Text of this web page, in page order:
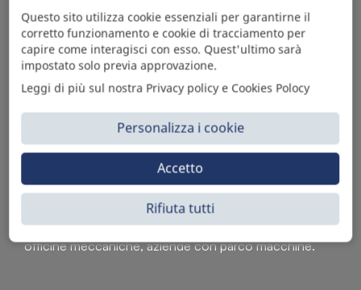
Sì Parts S.r.l. è leader nella distribuzione e vendita di
accessori per veicoli off-highway. Riconosciuto in tutto
il mondo per l’elevato standard qualitativo dei prodotti a
catalogo, attraverso la vendita B2B del ricco
assortimento di articoli originali rivolti a ricambisti,
officine meccaniche, aziende con parco macchine.
Questo sito utilizza cookie essenziali per garantirne il
corretto funzionamento e cookie di tracciamento per
capire come interagisci con esso. Quest'ultimo sarà
impostato solo previa approvazione.
Leggi di più sul nostra Privacy policy e Cookies Polocy
Personalizza i cookie
Rifiuta tutti
Accetto